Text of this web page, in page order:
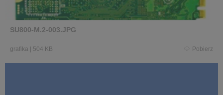
SU800-M.2-003.JPG
grafika | 504 KB Pobierz